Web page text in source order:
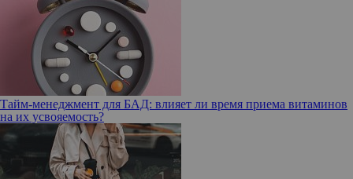
Тайм-менеджмент для БАД: влияет ли время приема витаминов
на их усвояемость?